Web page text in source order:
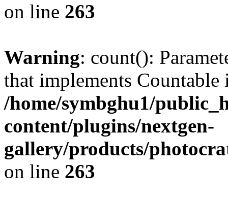
on line 263
Warning: count():
that implements Countable
/home/symbghu1/
content/plugins/nextgen-
gallery/products/
on line 263